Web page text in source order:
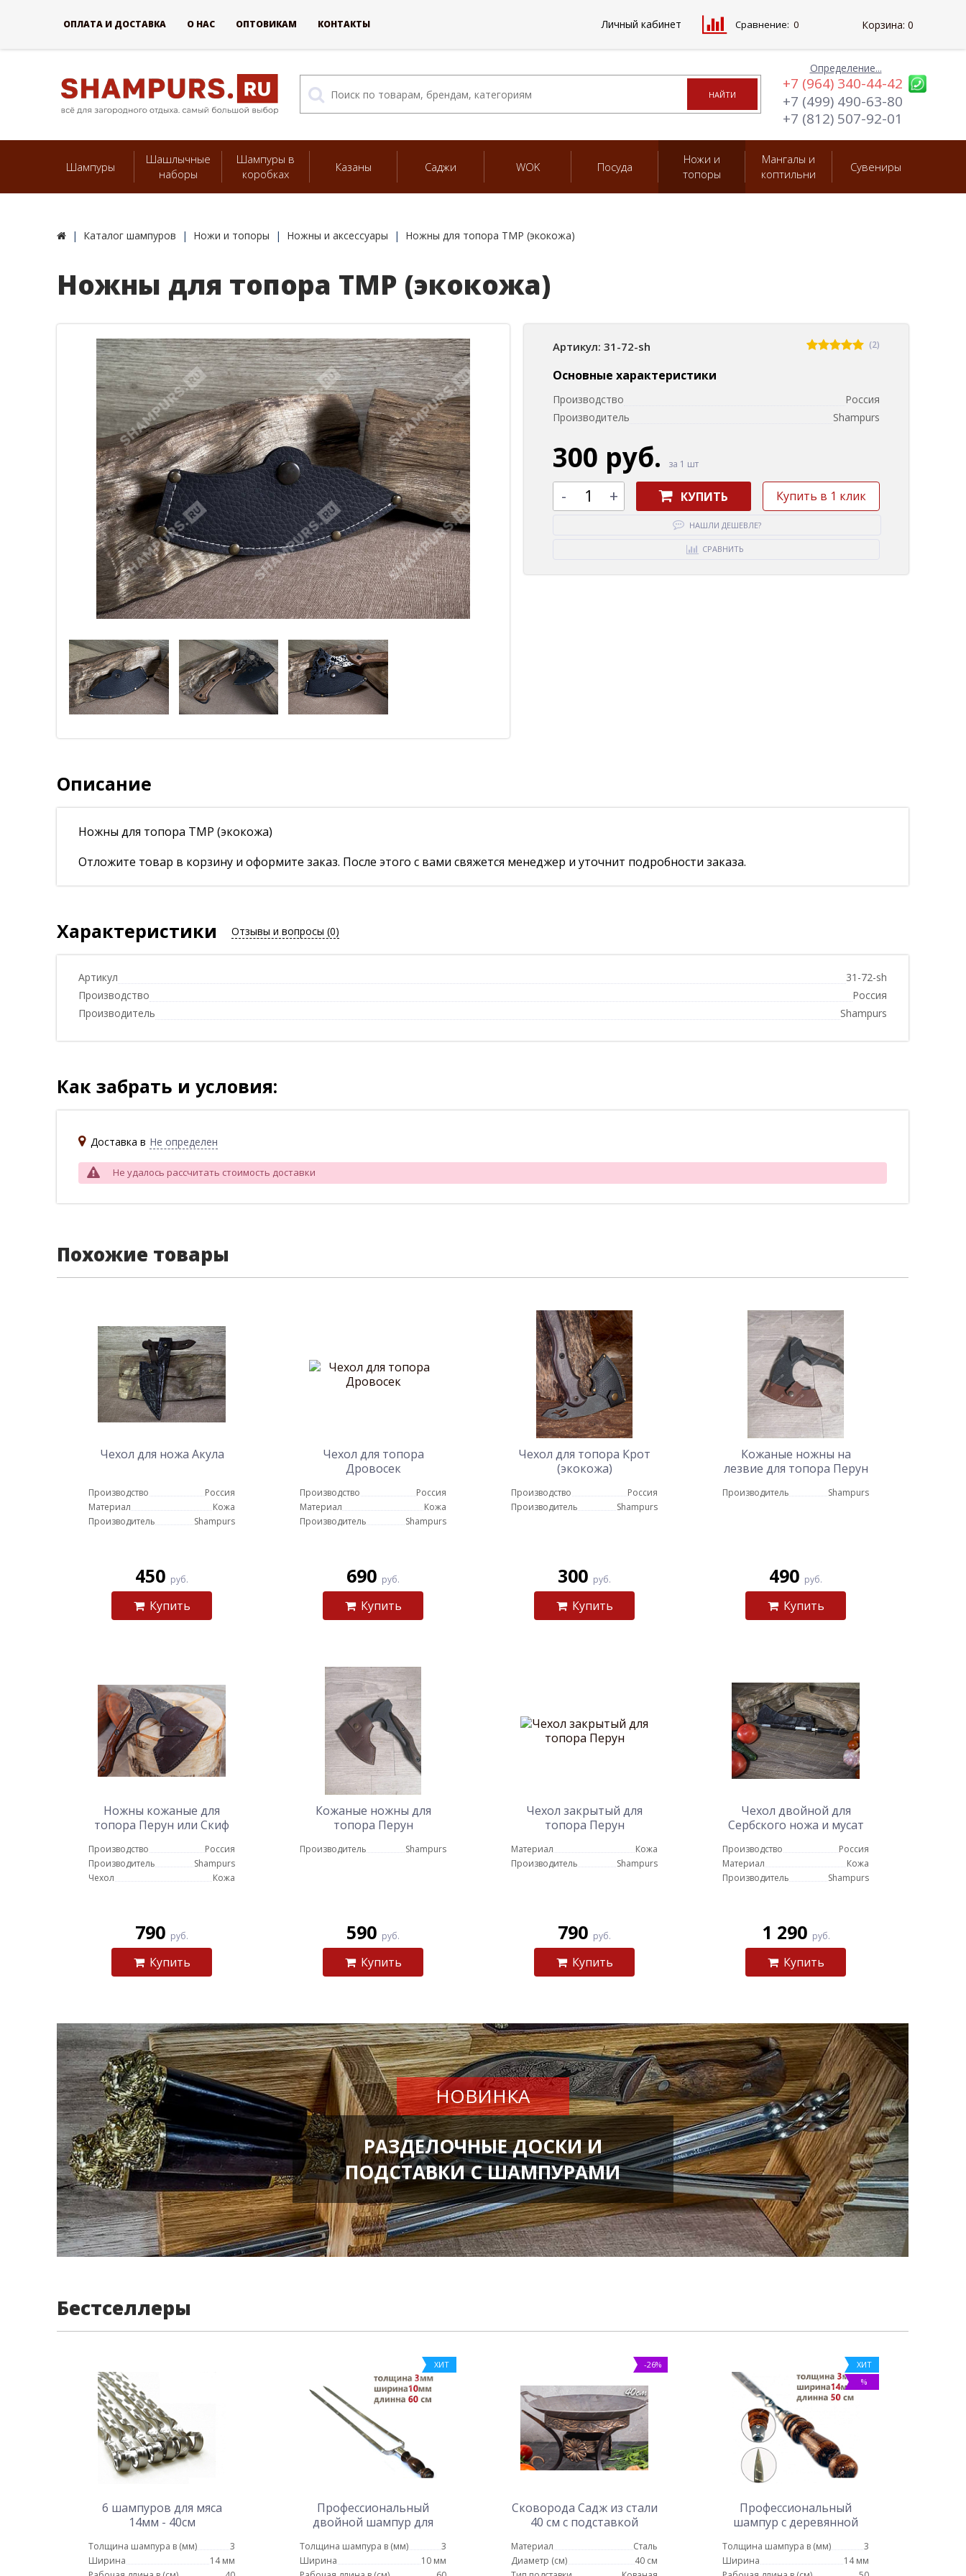
Определение...
+7 (964) 340-44-42
+7 (499) 490-63-80
+7 (812) 507-92-01
Шампуры
Шашлычные
наборы
Шампуры в
коробках
Казаны Саджи WOK Посуда
Ножи и
топоры
Мангалы и
коптильни
Сувениры
Каталог шампуров Ножи и топоры Ножны и аксессуары Ножны для топора ТМР (экокожа)
Ножны для топора ТМР (экокожа)
Артикул: 31-72-sh (2)
Основные характеристики
Производство
Россия
Производитель
Shampurs
300 руб. за 1 шт
- + КУПИТЬ Купить в 1 клик
НАШЛИ ДЕШЕВЛЕ?
СРАВНИТЬ
Описание
Ножны для топора ТМР (экокожа)
Отложите товар в корзину и оформите заказ. После этого с вами свяжется менеджер и уточнит подробности заказа.
Характеристики Отзывы и вопросы (0)
Артикул
31-72-sh
Производство
Россия
Производитель
Shampurs
Как забрать и условия:
Доставка в Не определен
Не удалось рассчитать стоимость доставки
Похожие товары
Чехол для ножа Акула
Производство
Россия
Материал
Кожа
Производитель
Shampurs
450 руб.
Купить
Чехол для топора
Дровосек
Производство
Россия
Материал
Кожа
Производитель
Shampurs
690 руб.
Купить
Чехол для топора Крот
(экокожа)
Производство
Россия
Производитель
Shampurs
300 руб.
Купить
Кожаные ножны на
лезвие для топора Перун
Производитель Shampurs
490 руб.
Купить
Ножны кожаные для
топора Перун или Скиф
Производство
Россия
Производитель
Shampurs
Чехол
Кожа
790 руб.
Купить
Кожаные ножны для
топора Перун
Производитель Shampurs
590 руб.
Купить
Чехол закрытый для
топора Перун
Материал
Кожа
Производитель
Shampurs
790 руб.
Купить
Чехол двойной для
Сербского ножа и мусат
Производство
Россия
Материал
Кожа
Производитель
Shampurs
1 290 руб.
Купить
НОВИНКА
РАЗДЕЛОЧНЫЕ ДОСКИ И
ПОДСТАВКИ С ШАМПУРАМИ
Бестселлеры
6 шампуров для мяса
14мм - 40см
Толщина шампура в (мм)
3
Ширина
14 мм
ХИТ
Профессиональный
двойной шампур для
Толщина шампура в (мм)
3
Ширина
10 мм
-26%
Сковорода Садж из стали
40 см с подставкой
Материал
Сталь
Диаметр (см)
40 см
ХИТ
%
Профессиональный
шампур с деревянной
мм - 50 см
Толщина шампура в (мм)
3
Ширина
14 мм
ОПЛАТА И ДОСТАВКА О НАС ОПТОВИКАМ КОНТАКТЫ Личный кабинет Сравнение: 0 Корзина: 0